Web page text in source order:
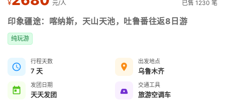
¥ 元/人 已售 1230 笔
印象疆途：喀纳斯，天山天池，吐鲁番往返8日游
纯玩游
行程天数
7 天
出发地点
乌鲁木齐
发团日期
天天发团
交通工具
旅游空调车